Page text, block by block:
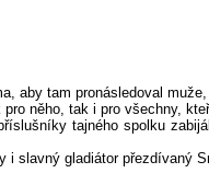
aby tam pronásledoval
něho, tak i pro všechny,
tajného spolku
i slavný gladiátor přezdívaný